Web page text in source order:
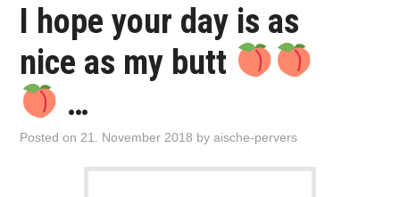
BOOKING / KONTAKT
IMPRESSUM
I hope your day is as
nice as my butt
…
Posted on 21. November 2018 byaische-pervers